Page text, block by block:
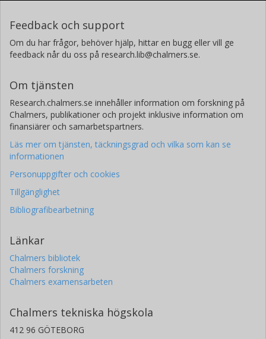
Feedback och support
Om du har frågor, behöver hjälp, hittar en bugg eller vill ge
feedback når du oss på research.lib@chalmers.se.
Om tjänsten
Research.chalmers.se innehåller information om forskning på
Chalmers, publikationer och projekt inklusive information om
finansiärer och samarbetspartners.
Läs mer om tjänsten, täckningsgrad och vilka som kan se
informationen
Personuppgifter och cookies
Tillgänglighet
Bibliografibearbetning
Länkar
Chalmers bibliotek
Chalmers forskning
Chalmers examensarbeten
Chalmers tekniska högskola
412 96 GÖTEBORG